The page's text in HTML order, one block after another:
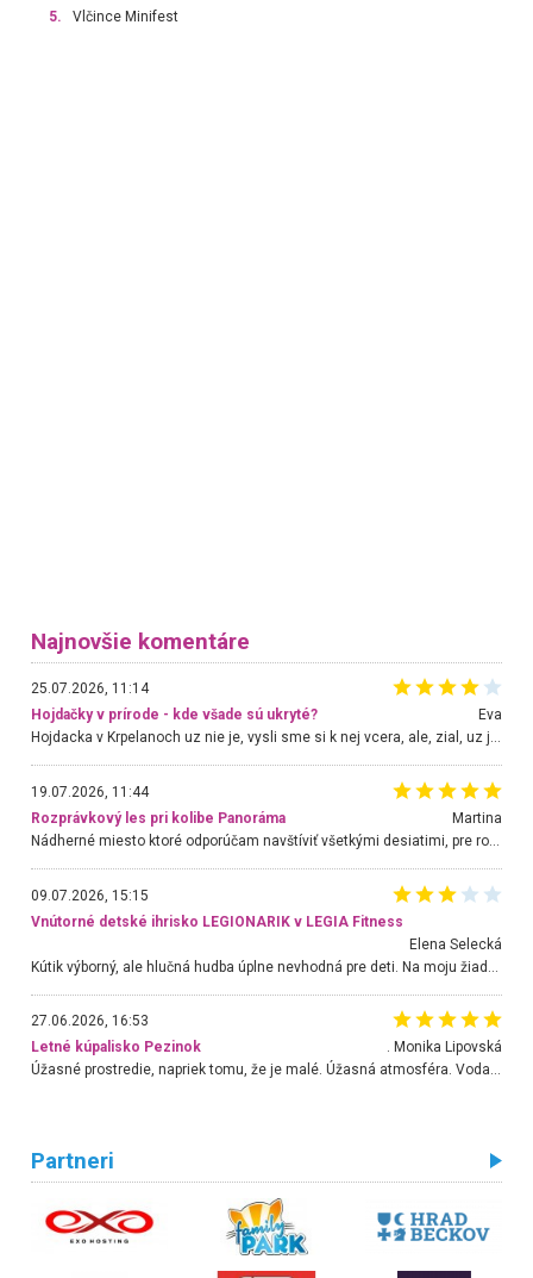
5. Vlčince Minifest
Najnovšie komentáre
25.07.2026, 11:14
Hojdačky v prírode - kde všade sú ukryté?
Eva
Hojdacka v Krpelanoch uz nie je, vysli sme si k nej vcera, ale, zial, uz je znicena. Ak sem planujete cestu len kvoli hojdacke, mozete si ju usetrit. Krasny vyhlad je tu vsak aj bez hojdacky :-)
19.07.2026, 11:44
Rozprávkový les pri kolibe Panoráma
Martina
Nádherné miesto ktoré odporúčam navštíviť všetkými desiatimi, pre rodiny s deťmi, dôchodcom... Proste a jednoducho ozaj rozprávkový les.. určite ešte prídeme. Odniesli sme si na pamiatku krásne tričká,
09.07.2026, 15:15
Vnútorné detské ihrisko LEGIONARIK v LEGIA Fitness
Elena Selecká
27.06.2026, 16:53
Letné kúpalisko Pezinok
. Monika Lipovská
Úžasné prostredie, napriek tomu, že je malé. Úžasná atmosféra. Voda fantastická a nádherná. Ľudí je pomerne veľa, ale su mili a ohľaduplní. Je veľmi zaujímavé sledovať, ako dokážu spolu športovať cudzí ľudia a bez ohľadu na vek. Vládne tu pohoda. Vnuka neviem dostať z vody. Ďakujem za krásny deň . Urcite sa sem vrátim. Jediný problém je s parkovaním, ale aj ten sa mi podarilo vyriešiť. Monika Bratislava
Partneri